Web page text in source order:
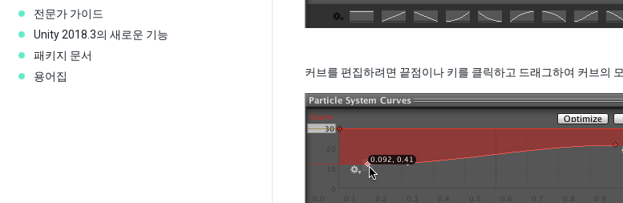
전문가 가이드
Unity 2018.3의 새로운 기능
패키지 문서
용어집
커브를 편집하려면 끝점이나 키를 클릭하고 드래그하여 커브의